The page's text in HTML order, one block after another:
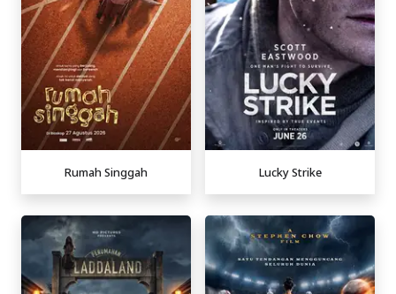
Rumah Singgah Lucky Strike